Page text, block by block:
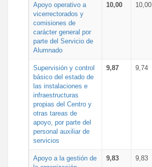
Apoyo operativo a
vicerrectorados y
comisiones de
carácter general por
parte del Servicio de
Alumnado
10,00 10,00
Supervisión y control
básico del estado de
las instalaciones e
infraestructuras
propias del Centro y
otras tareas de
apoyo, por parte del
personal auxiliar de
servicios
9,87 9,74
Apoyo a la gestión de
9,83 9,83